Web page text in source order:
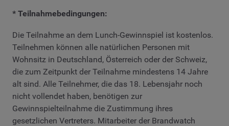
* Teilnahmebedingungen:
Die Teilnahme an dem Lunch-Gewinnspiel ist kostenlos.
Teilnehmen können alle natürlichen Personen mit
Wohnsitz in Deutschland, Österreich oder der Schweiz,
die zum Zeitpunkt der Teilnahme mindestens 14 Jahre
alt sind. Alle Teilnehmer, die das 18. Lebensjahr noch
nicht vollendet haben, benötigen zur
Gewinnspielteilnahme die Zustimmung ihres
gesetzlichen Vertreters. Mitarbeiter der Brandwatch